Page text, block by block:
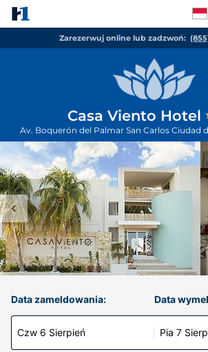
Zarezerwuj online lub zadzwoń:
Casa Viento Hotel
Av. Boquerón del Palmar San Carlos Ciudad
Data zameldowania:
Czw 6 Sierpień
Data
Pia 7